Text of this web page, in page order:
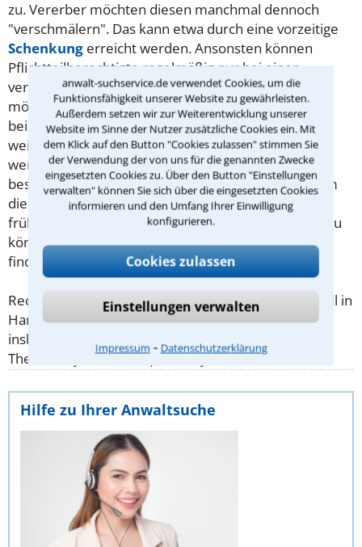
anwalt-suchservice.de verwendet Cookies, um die
Funktionsfähigkeit unserer Website zu gewährleisten.
Außerdem setzen wir zur Weiterentwicklung unserer
Website im Sinne der Nutzer zusätzliche Cookies ein. Mit
dem Klick auf den Button "Cookies zulassen" stimmen Sie
der Verwendung der von uns für die genannten Zwecke
eingesetzten Cookies zu. Über den Button "Einstellungen
verwalten" können Sie sich über die eingesetzten Cookies
informieren und den Umfang Ihrer Einwilligung
konfigurieren.
Cookies zulassen
Einstellungen verwalten
Impressum ⁃ Datenschutzerklärung
zu. Vererber möchten diesen manchmal dennoch
"verschmälern". Das kann etwa durch eine vorzeitige
Schenkung erreicht werden. Ansonsten können
Pflichtteilberechtigte regelmäßig nur bei einer
verurteilten Straftat enterbt werden.Viele Erben
möchten wissen, wie hoch ihr Pflichtteil sein wird. In
beiden Fällen kann ein Anwalt fürErbrecht
weiterhelfen. Übrigens wird kein Pflichtteil vererbt,
wenn kein Vermögen mehr vorhanden ist. Dann
besteht das Erbe aus weiter nichts alsSchulden. Um
diese nicht übernehmen zu müssen, sollten Sie sich
frühzeitig darüber informieren, das Erbe ablehnen zu
können. Anwälte für Erbrecht in Hamm gleich hier
finden.
Rechtsuchende, die nach einem Anwalt für Pflichtteil in
Hamm gesucht haben, interessierten sich
insbesondere für die nachfolgend aufgeführten
Themen:
Pflichtteilsanspruch, Pflichtteilsrecht
Hilfe zu Ihrer Anwaltsuche